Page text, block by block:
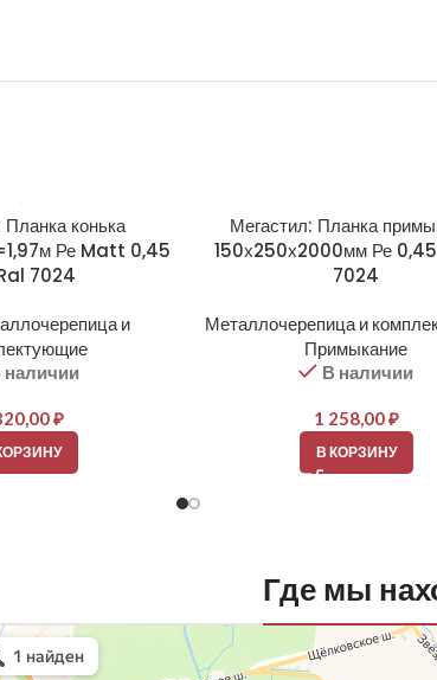
конька
Ре Matt 0,45
7024
и
наличии
₽
Мегастил: Планка
150х250х2000мм Ре
7024
Металлочерепица и
Примыкание
В наличии
1 258,00₽
В КОРЗИНУ
Где мы
кровли
и кровельные материалы в Балашихе
в Балашихе